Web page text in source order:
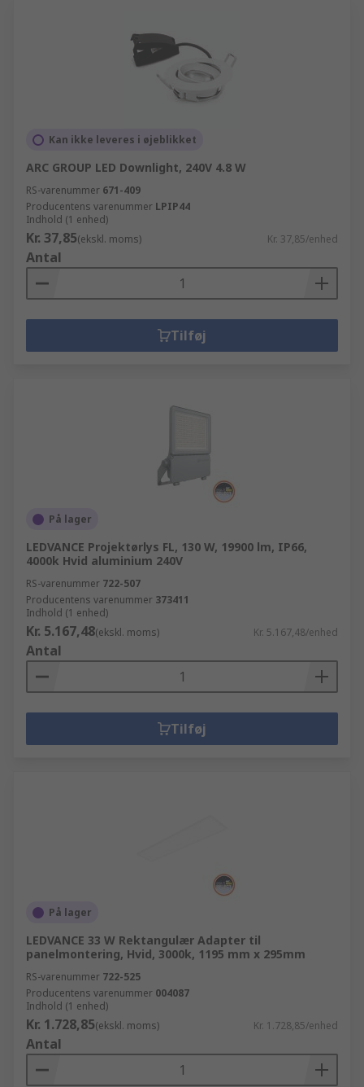
Kan ikke leveres i øjeblikket
ARC GROUP LED Downlight, 240V 4.8 W
RS-varenummer 671-409
Producentens varenummer LPIP44
Indhold (1 enhed)
Kr. 37,85(ekskl. moms) Kr. 37,85/enhed
Antal
Tilføj
På lager
LEDVANCE Projektørlys FL, 130 W, 19900 lm, IP66,
4000k Hvid aluminium 240V
RS-varenummer 722-507
Producentens varenummer 373411
Indhold (1 enhed)
Kr. 5.167,48(ekskl. moms) Kr. 5.167,48/enhed
Antal
Tilføj
På lager
LEDVANCE 33 W Rektangulær Adapter til
panelmontering, Hvid, 3000k, 1195 mm x 295mm
RS-varenummer 722-525
Producentens varenummer 004087
Indhold (1 enhed)
Kr. 1.728,85(ekskl. moms) Kr. 1.728,85/enhed
Antal